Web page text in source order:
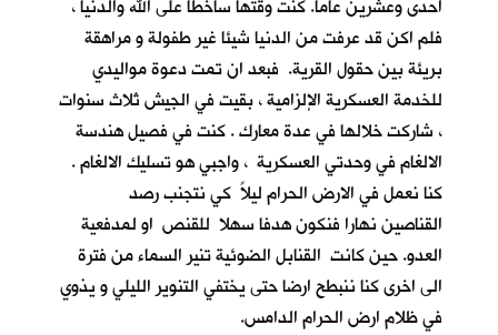
احدى وعشرين عاماً. كنت وقتها ساخطا على الله والدنيا ،
فلم اكن قد عرفت من الدنيا شيئا غير طفولة و مراهقة
بريئة بين حقول القرية. فبعد ان تمت دعوة مواليدي
للخدمة العسكرية الإلزامية ، بقيت في الجيش ثلاث سنوات
، شاركت خلالها في عدة معارك . كنت في فصيل هندسة
الالغام في وحدتي العسكرية ، واجبي هو تسليك الالغام .
كنا نعمل في الارض الحرام ليلاً كي نتجنب رصد
القناصين نهارا فنكون هدفا سهلا للقنص او لمدفعية
العدو. حين كانت القنابل الضوئية تنير السماء من فترة
الى اخرى كنا ننبطح ارضا حتى يختفي التنوير الليلي و يذوي
في ظلام ارض الحرام الدامس.